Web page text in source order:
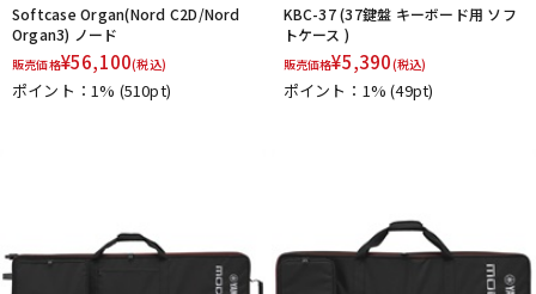
Softcase Organ(Nord C2D/Nord
Organ3) ノード
販売価格¥56,100(税込)
ポイント：1% (510pt)
KBC-37 (37鍵盤 キーボード用 ソフ
トケース )
販売価格¥5,390(税込)
ポイント：1%(49pt)